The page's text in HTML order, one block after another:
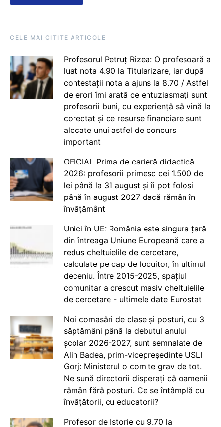
CELE MAI CITITE ARTICOLE
Profesorul Petruț Rizea: O profesoară a
luat nota 4.90 la Titularizare, iar după
contestații nota a ajuns la 8.70 / Astfel
de erori îmi arată ce entuziasmați sunt
profesorii buni, cu experiență să vină la
corectat și ce resurse financiare sunt
alocate unui astfel de concurs
important
OFICIAL Prima de carieră didactică
2026: profesorii primesc cei 1.500 de
lei până la 31 august și îi pot folosi
până în august 2027 dacă rămân în
învățământ
Unici în UE: România este singura țară
din întreaga Uniune Europeană care a
redus cheltuielile de cercetare,
calculate pe cap de locuitor, în ultimul
deceniu. Între 2015-2025, spațiul
comunitar a crescut masiv cheltuielile
de cercetare - ultimele date Eurostat
Noi comasări de clase și posturi, cu 3
săptămâni până la debutul anului
școlar 2026-2027, sunt semnalate de
Alin Badea, prim-vicepreședinte USLI
Gorj: Ministerul o comite grav de tot.
Ne sună directorii disperați că oamenii
rămân fără posturi. Ce se întâmplă cu
învățătorii, cu educatorii?
Profesor de Istorie cu 9.70 la